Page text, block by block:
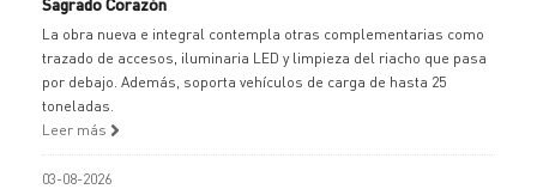
La obra nueva e integral contempla otras complementarias como
trazado de accesos, iluminaria LED y limpieza del riacho que pasa
por debajo. Además, soporta vehículos de carga de hasta 25
toneladas.
Leer más
03-08-2026